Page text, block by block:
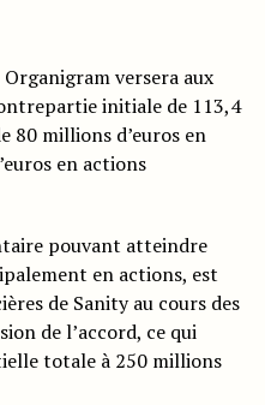
versera aux
initiale de 113,4
80 millions d’euros en
en actions
pouvant atteindre
en actions, est
de Sanity au cours des
de l’accord, ce qui
totale à 250 millions